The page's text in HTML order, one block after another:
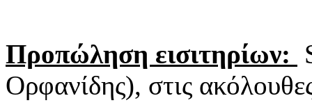
Προπώληση εισιτηρίων:
Ορφανίδης), στις